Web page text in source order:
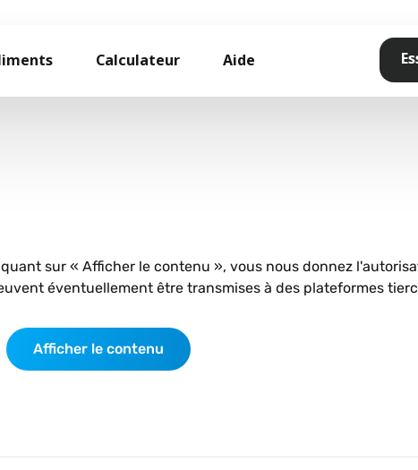
Calculateur Aide
sur « Afficher le contenu », vous nous donnez
éventuellement être transmises à des plateformes
Afficher le contenu